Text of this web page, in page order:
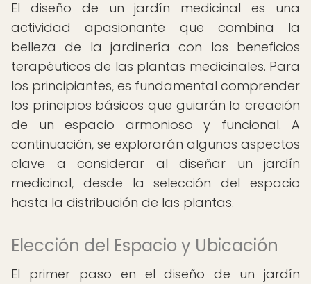
El diseño de un jardín medicinal es una
actividad apasionante que combina la
belleza de la jardinería con los beneficios
terapéuticos de las plantas medicinales. Para
los principiantes, es fundamental comprender
los principios básicos que guiarán la creación
de un espacio armonioso y funcional. A
continuación, se explorarán algunos aspectos
clave a considerar al diseñar un jardín
medicinal, desde la selección del espacio
hasta la distribución de las plantas.
Elección del Espacio y Ubicación
El primer paso en el diseño de un jardín